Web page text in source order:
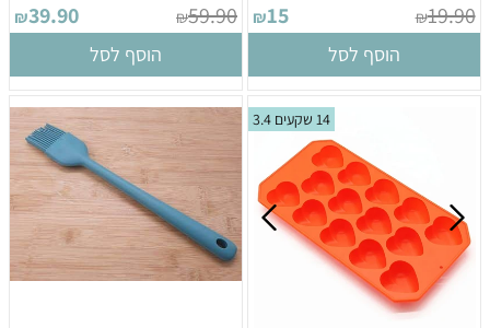
₪19.90
₪15
הוסף לסל
₪59.90
₪39.90
הוסף לסל
14 שקעים 3.4